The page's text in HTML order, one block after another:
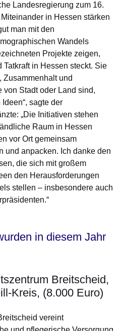
Landesregierung zum 16.
in Hessen stärken
man mit den
Wandels
Projekte zeigen,
in Hessen steckt. Sie
Zusammenhalt und
von Stadt oder Land sind,
sagte der
„Die Initiativen stehen
Raum in Hessen
vor Ort gemeinsam
und anpacken. Ich danke den
die sich mit großem
den Herausforderungen
stellen – insbesondere auch
in diesem Jahr
Breitscheid,
Kreis, (8.000 Euro)
vereint